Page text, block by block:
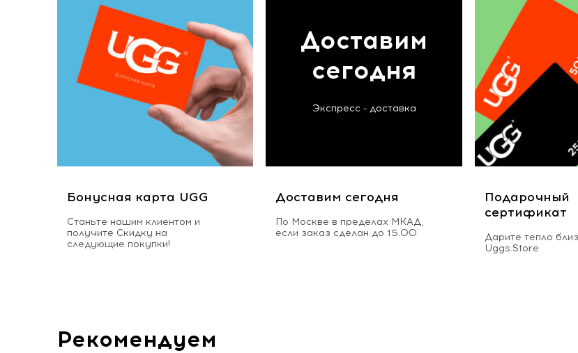
Бонусная карта UGG
Станьте нашим клиентом и
получите Скидку на
следующие покупки!
Доставим
сегодня
Экспресс - доставка
Доставим сегодня
По Москве в пределах МКАД,
если заказ сделан до 15.00
Подарочный
сертификат
Дарите тепло
Uggs.Store
Рекомендуем